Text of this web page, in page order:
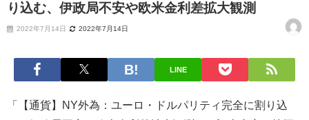
り込む、伊政局不安や欧米金利差拡大観測
2022年7月14日 2022年7月14日
LINE
「【通貨】NY外為：ユーロ・ドルパリティ完全に割り込